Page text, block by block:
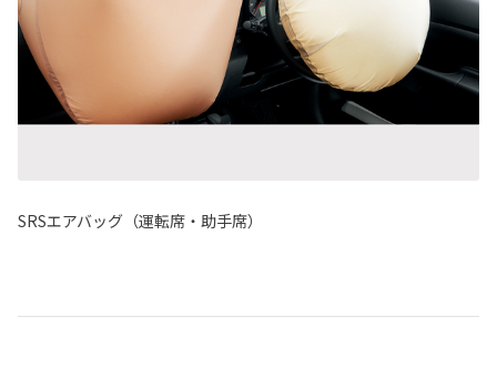
SRSエアバッグ（運転席・助手席）